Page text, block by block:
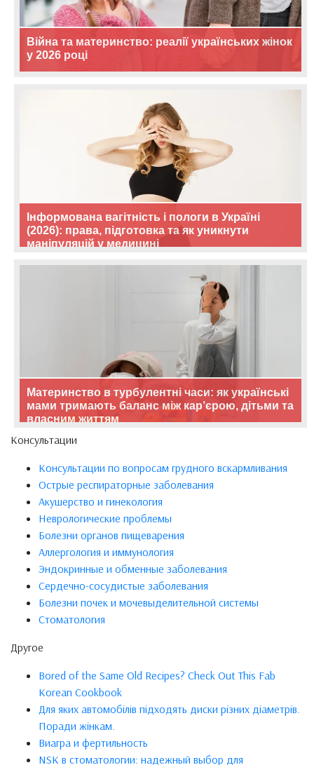
Війна та материнство: реалії українських жінок
у 2026 році
Інформована вагітність і пологи в Україні
(2026): права, підготовка та як уникнути
маніпуляцій у медицині
Материнство в турбулентні часи: як українські
мами тримають баланс між кар’єрою, дітьми та
власним життям
Консультации
Консультации по вопросам грудного вскармливания
Острые респираторные заболевания
Акушерство и гинекология
Неврологические проблемы
Болезни органов пищеварения
Аллергология и иммунология
Эндокринные и обменные заболевания
Сердечно-сосудистые заболевания
Болезни почек и мочевыделительной системы
Стоматология
Другое
Bored of the Same Old Recipes? Check Out This Fab
Korean Cookbook
Для яких автомобілів підходять диски різних діаметрів.
Поради жінкам.
Виагра и фертильность
NSK в стоматологии: надежный выбор для